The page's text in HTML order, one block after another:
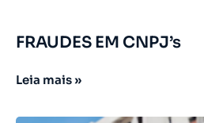
FRAUDES EM CNPJ’s
Leia mais »